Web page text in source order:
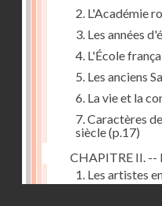
2. L'Académie
3. Les années
4. L'École
5. Les anciens
6. La vie et la
7. Caractères
siècle(p.17)
CHAPITRE II. --
1. Les artistes